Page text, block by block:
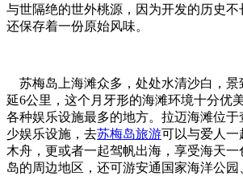
与世隔绝的世外桃源，因为开发的历史不
还保存着一份原始风味。
苏梅岛上海滩众多，处处水清沙白，景
延6公里，这个月牙形的海滩环境十分优
各种娱乐设施最多的地方。拉迈海滩位
少娱乐设施，去苏梅岛旅游可以与爱人一
木舟，更或者一起驾帆出海，享受海天
岛的周边地区，还可游安通国家海洋公